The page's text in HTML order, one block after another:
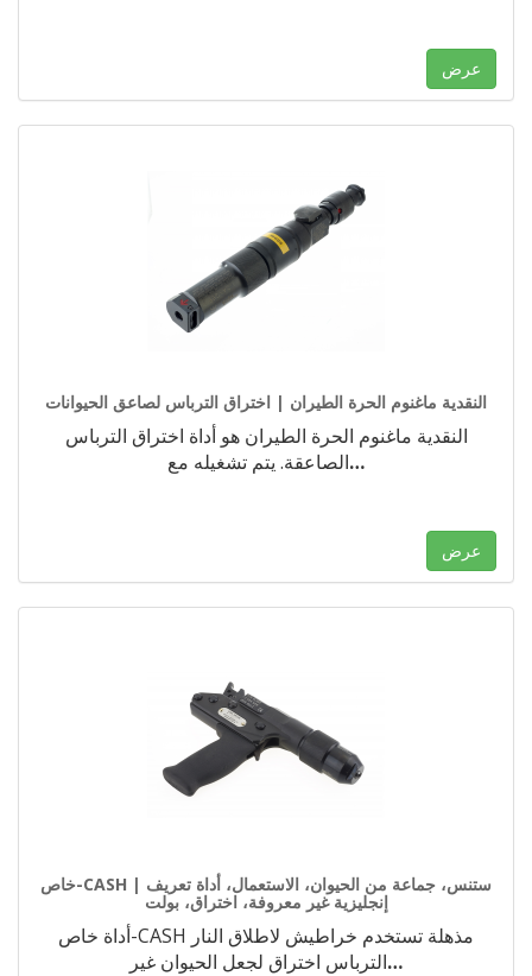
عرض
النقدية ماغنوم الحرة الطيران | اختراق الترباس لصاعق الحيوانات
النقدية ماغنوم الحرة الطيران هو أداة اختراق الترباس
الصاعقة. يتم تشغيله مع…
عرض
خاص-CASH | ستنس، جماعة من الحيوان، الاستعمال، أداة تعريف
إنجليزية غير معروفة، اختراق، بولت
أداة خاص-CASH مذهلة تستخدم خراطيش لاطلاق النار
الترباس اختراق لجعل الحيوان غير…